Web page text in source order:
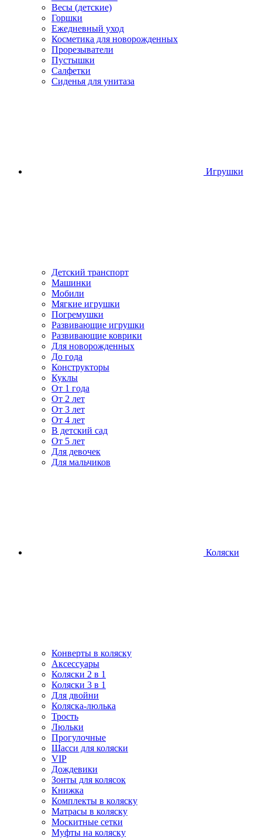
Весы (детские)
Горшки
Ежедневный уход
Косметика для новорожденных
Прорезыватели
Пустышки
Салфетки
Сиденья для унитаза
Игрушки
Детский транспорт
Машинки
Мобили
Мягкие игрушки
Погремушки
Развивающие игрушки
Развивающие коврики
Для новорожденных
До года
Конструкторы
Куклы
От 1 года
От 2 лет
От 3 лет
От 4 лет
В детский сад
От 5 лет
Для девочек
Для мальчиков
Коляски
Конверты в коляску
Аксессуары
Коляски 2 в 1
Коляски 3 в 1
Для двойни
Коляска-люлька
Трость
Люльки
Прогулочные
Шасси для коляски
VIP
Дождевики
Зонты для колясок
Книжка
Комплекты в коляску
Матрасы в коляску
Москитные сетки
Муфты на коляску